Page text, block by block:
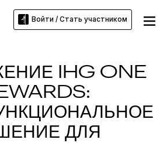
Войти / Стать участником
IHG ONE
ДЛЯ